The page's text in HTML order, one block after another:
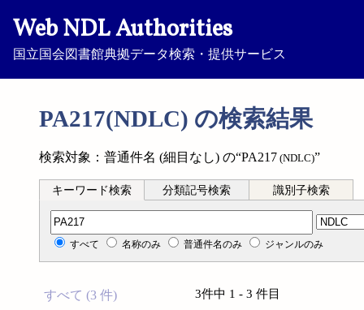
Web NDL Authorities
国立国会図書館典拠データ検索・提供サービス
PA217(NDLC) の検索結果
検索対象：普通件名 (細目なし) の“PA217 (NDLC)”
キーワード検索 分類記号検索 識別子検索
分類記号検索
すべて 名称のみ 普通件名のみ ジャンルのみ
すべて (3 件)
3件中 1 - 3 件目